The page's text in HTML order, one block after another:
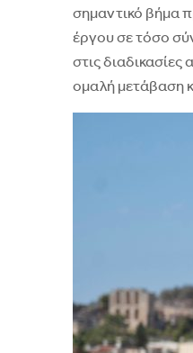
σημαντικό βήμα
έργου σε τόσο
στις
ομαλή μετάβαση